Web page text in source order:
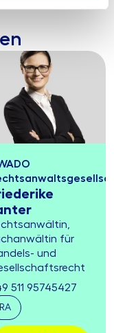
für
und
511 95745427
RA